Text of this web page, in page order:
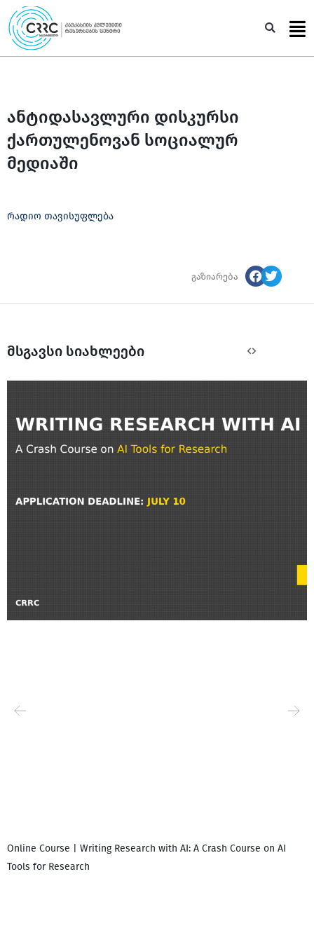
Skip
to
content
ანტიდასავლური დისკურსი
ქართულენოვან სოციალურ
მედიაში
რადიო თავისუფლება
გაზიარება
მსგავსი სიახლეები
Online Course | Writing Research with AI: A Crash Course on AI
Tools for Research